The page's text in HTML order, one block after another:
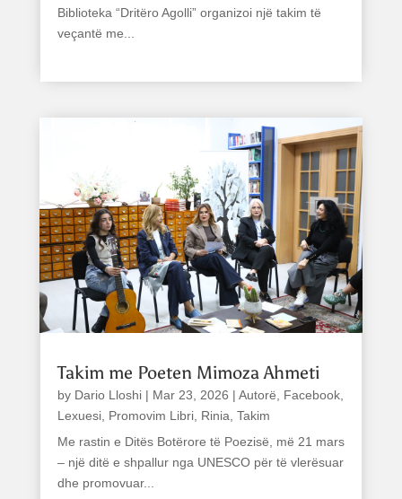
Biblioteka “Dritëro Agolli” organizoi një takim të
veçantë me...
Takim me Poeten Mimoza Ahmeti
by Dario Lloshi| Mar 23, 2026 | Autorë, Facebook,
Lexuesi, Promovim Libri, Rinia, Takim
Me rastin e Ditës Botërore të Poezisë, më 21 mars
– një ditë e shpallur nga UNESCO për të vlerësuar
dhe promovuar...